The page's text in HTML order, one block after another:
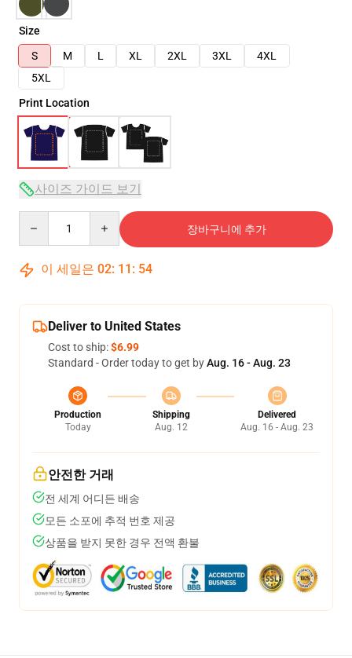
Size
S
M L XL 2XL 3XL
4XL
5XL
Print Location
사이즈 가이드 보기
장바구니에 추가
이 세일은 02: 11 : 54
Deliver to United States
Cost to ship:$6.99
Standard - Order today to get byAug. 16 - Aug. 23
Production
Today
Shipping
Aug. 12
Delivered
Aug. 16 - Aug. 23
안전한 거래
전 세계 어디든 배송
모든 소포에 추적 번호 제공
상품을 받지 못한 경우 전액 환불